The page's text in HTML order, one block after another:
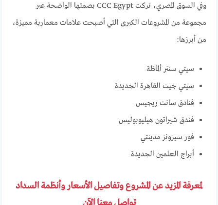
وفي السوق المصري، تركت CCC Egypt بصمتها الواضحة عبر
مجموعة من المشروعات الكبرى التي أصبحت علامات معمارية مميزة،
من أبرزها:
سيتي سنتر ألماظة
سيتي جيت القاهرة الجديدة
فنادق سانت ريجيس
فندق شيراتون هيليوبوليس
فور سيزونز مدينتي
أبراج العلمين الجديدة
لمعرفة المزيد عن المشروع وتفاصيل الأسعار وأنظمة السداد